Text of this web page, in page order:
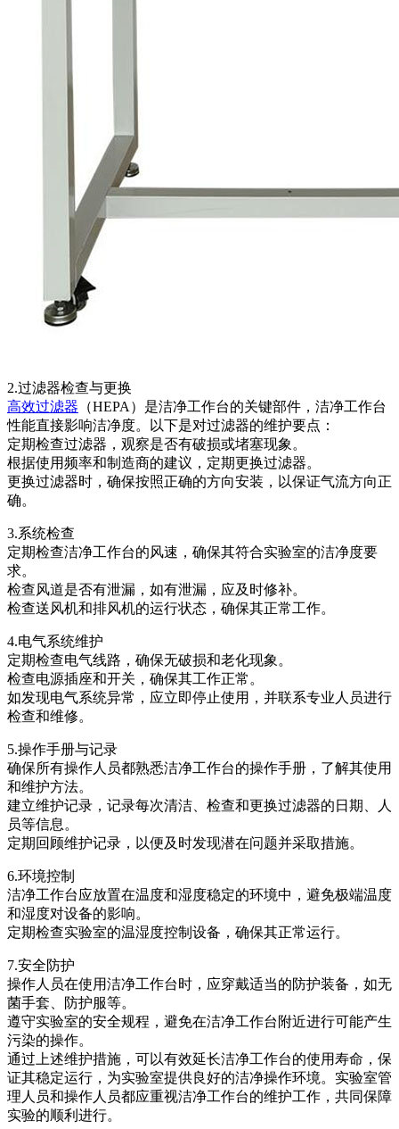
2.过滤器检查与更换
高效过滤器 （HEPA）是洁净工作台的关键部件，洁净工作台
性能直接影响洁净度。以下是对过滤器的维护要点：
定期检查过滤器，观察是否有破损或堵塞现象。
根据使用频率和制造商的建议，定期更换过滤器。
更换过滤器时，确保按照正确的方向安装，以保证气流方向正
确。
3.系统检查
定期检查洁净工作台的风速，确保其符合实验室的洁净度要
求。
检查风道是否有泄漏，如有泄漏，应及时修补。
检查送风机和排风机的运行状态，确保其正常工作。
4.电气系统维护
定期检查电气线路，确保无破损和老化现象。
检查电源插座和开关，确保其工作正常。
如发现电气系统异常，应立即停止使用，并联系专业人员进行
检查和维修。
5.操作手册与记录
确保所有操作人员都熟悉洁净工作台的操作手册，了解其使用
和维护方法。
建立维护记录，记录每次清洁、检查和更换过滤器的日期、人
员等信息。
定期回顾维护记录，以便及时发现潜在问题并采取措施。
6.环境控制
洁净工作台应放置在温度和湿度稳定的环境中，避免极端温度
和湿度对设备的影响。
定期检查实验室的温湿度控制设备，确保其正常运行。
7.安全防护
操作人员在使用洁净工作台时，应穿戴适当的防护装备，如无
菌手套、防护服等。
遵守实验室的安全规程，避免在洁净工作台附近进行可能产生
污染的操作。
通过上述维护措施，可以有效延长洁净工作台的使用寿命，保
证其稳定运行，为实验室提供良好的洁净操作环境。实验室管
理人员和操作人员都应重视洁净工作台的维护工作，共同保障
实验的顺利进行。